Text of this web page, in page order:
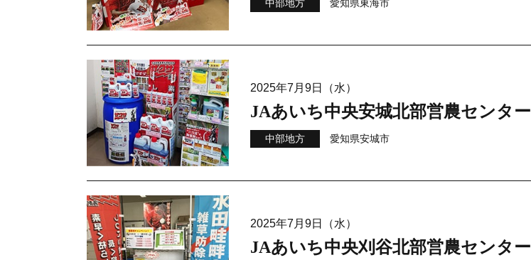
中部地方 愛知県東海市
2025年7月9日（水）
JAあいち中央安城北部営農センター
中部地方 愛知県安城市
2025年7月9日（水）
JAあいち中央刈谷北部営農センター